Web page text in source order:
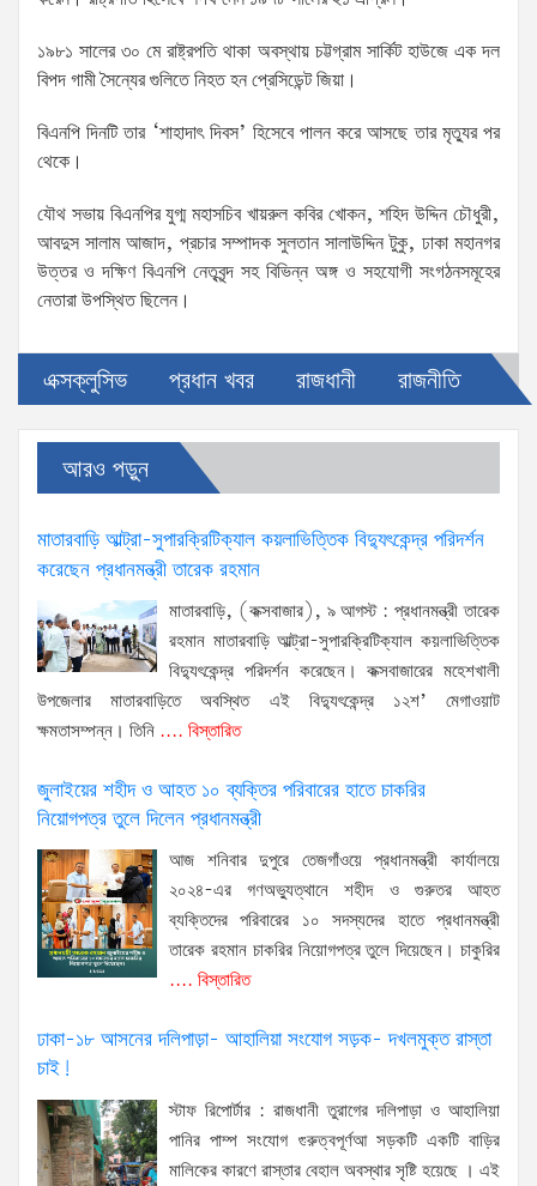
১৯৮১ সালের ৩০ মে রাষ্ট্রপতি থাকা অবস্থায় চট্টগ্রাম সার্কিট হাউজে এক দল
বিপদ গামী সৈন্যের গুলিতে নিহত হন প্রেসিডেন্ট জিয়া।
বিএনপি দিনটি তার ‘শাহাদাৎ দিবস’ হিসেবে পালন করে আসছে তার মৃত্যুর পর
থেকে।
যৌথ সভায় বিএনপির যুগ্ম মহাসচিব খায়রুল কবির খোকন, শহিদ উদ্দিন চৌধুরী,
আবদুস সালাম আজাদ, প্রচার সম্পাদক সুলতান সালাউদ্দিন টুকু, ঢাকা মহানগর
উত্তর ও দক্ষিণ বিএনপি নেতৃবৃন্দ সহ বিভিন্ন অঙ্গ ও সহযোগী সংগঠনসমূহের
নেতারা উপস্থিত ছিলেন।
এক্সক্লুসিভ প্রধান খবর রাজধানী রাজনীতি
আরও পড়ুন
মাতারবাড়ি আল্ট্রা-সুপারক্রিটিক্যাল কয়লাভিত্তিক বিদ্যুৎকেন্দ্র পরিদর্শন
করেছেন প্রধানমন্ত্রী তারেক রহমান
মাতারবাড়ি, (কক্সবাজার), ৯ আগস্ট : প্রধানমন্ত্রী তারেক
রহমান মাতারবাড়ি আল্ট্রা-সুপারক্রিটিক্যাল কয়লাভিত্তিক
বিদ্যুৎকেন্দ্র পরিদর্শন করেছেন। কক্সবাজারের মহেশখালী
উপজেলার মাতারবাড়িতে অবস্থিত এই বিদ্যুৎকেন্দ্র ১২শ’ মেগাওয়াট
ক্ষমতাসম্পন্ন। তিনি .... বিস্তারিত
জুলাইয়ের শহীদ ও আহত ১০ ব্যক্তির পরিবারের হাতে চাকরির
নিয়োগপত্র তুলে দিলেন প্রধানমন্ত্রী
আজ শনিবার দুপুরে তেজগাঁওয়ে প্রধানমন্ত্রী কার্যালয়ে
২০২৪-এর গণঅভ্যুত্থানে শহীদ ও গুরুতর আহত
ব্যক্তিদের পরিবারের ১০ সদস্যদের হাতে প্রধানমন্ত্রী
তারেক রহমান চাকরির নিয়োগপত্র তুলে দিয়েছেন। চাকুরির
.... বিস্তারিত
ঢাকা-১৮ আসনের দলিপাড়া- আহালিয়া সংযোগ সড়ক- দখলমুক্ত রাস্তা
চাই!
স্টাফ রিপোর্টার : রাজধানী তুরাগের দলিপাড়া ও আহালিয়া
পানির পাম্প সংযোগ গুরুত্বপূর্ণআ সড়কটি একটি বাড়ির
মালিকের কারণে রাস্তার বেহাল অবস্থার সৃষ্টি হয়েছে । এই